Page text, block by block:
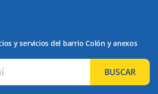
y servicios del barrio Colón y anexos
BUSCAR